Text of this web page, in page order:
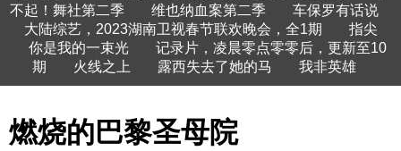
不起！舞社第二季
维也纳血案第二季
车保罗有话说
大陆综艺，2023湖南卫视春节联欢晚会，全1期
指尖
你是我的一束光
记录片，凌晨零点零零后，更新至10
期
火线之上 露西失去了她的马 我非英雄
燃烧的巴黎圣母院